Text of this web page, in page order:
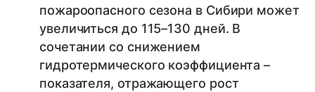
пожароопасного сезона в Сибири может
увеличиться до 115–130 дней. В
сочетании со снижением
гидротермического коэффициента –
показателя, отражающего рост